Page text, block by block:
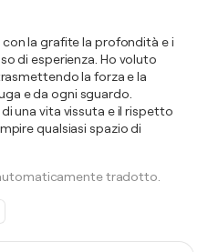
la grafite la profondità e i
di esperienza. Ho voluto
la forza e la
e da ogni sguardo.
una vita vissuta e il rispetto
qualsiasi spazio di
tradotto.